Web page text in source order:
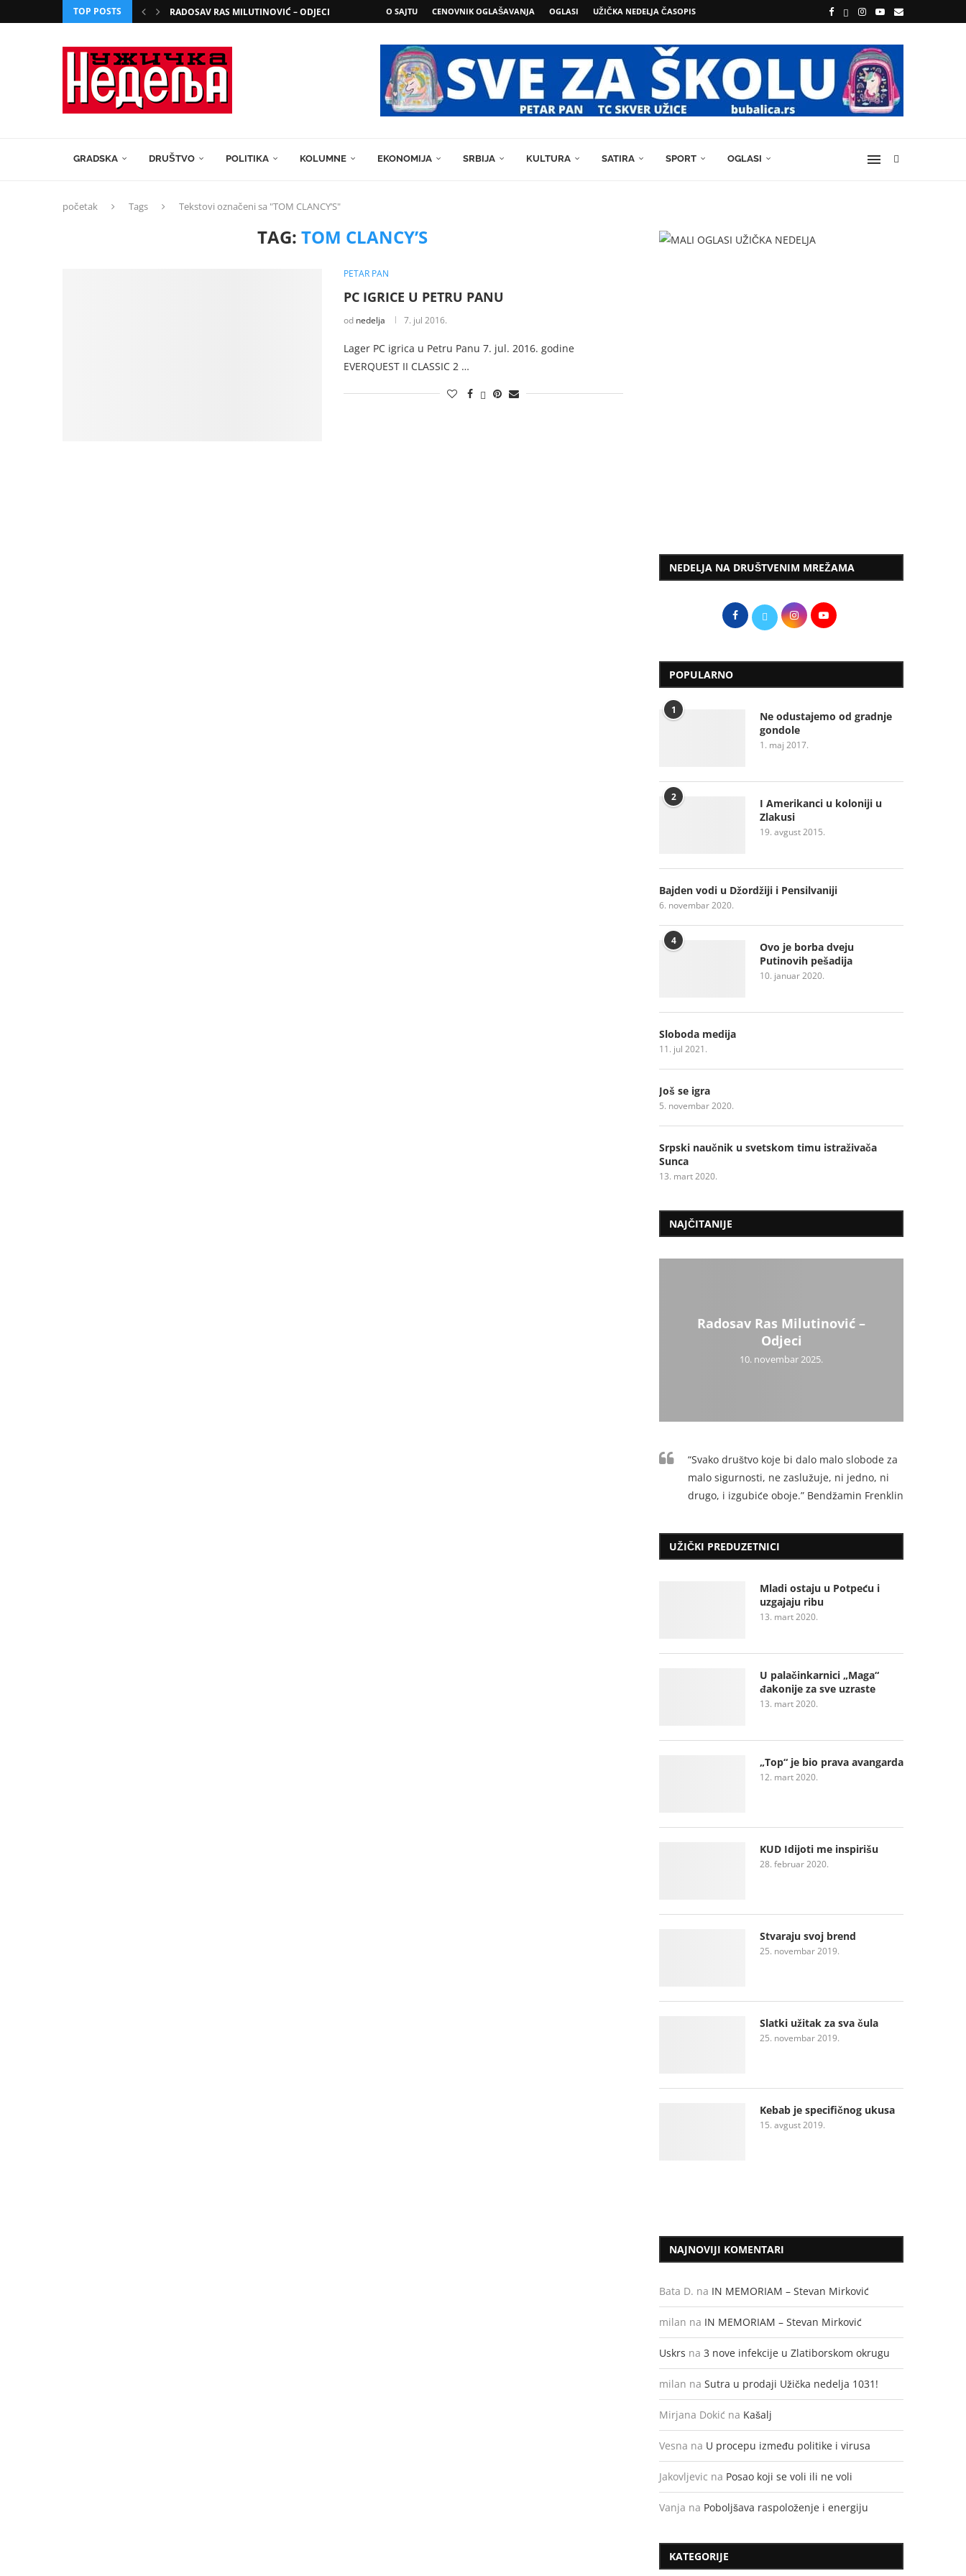
TOP POSTS RADOSAV RAS MILUTINOVIĆ – ODJECI O SAJTU CENOVNIK OGLAŠAVANJA OGLASI UŽIČKA NEDELJA ČASOPIS
GRADSKA DRUŠTVO POLITIKA KOLUMNE EKONOMIJA SRBIJA KULTURA SATIRA SPORT OGLASI
početak Tags Tekstovi označeni sa "TOM CLANCY’S"
TAG:TOM CLANCY’S
PETAR PAN
PC IGRICE U PETRU PANU
od nedelja 7. jul 2016.
Lager PC igrica u Petru Panu 7. jul. 2016. godine
EVERQUEST II CLASSIC 2 …
NEDELJA NA DRUŠTVENIM MREŽAMA
POPULARNO
1
Ne odustajemo od gradnje
gondole
1. maj 2017.
2
I Amerikanci u koloniji u
Zlakusi
19. avgust 2015.
Bajden vodi u Džordžiji i Pensilvaniji
6. novembar 2020.
4
Ovo je borba dveju
Putinovih pešadija
10. januar 2020.
Sloboda medija
11. jul 2021.
Još se igra
5. novembar 2020.
Srpski naučnik u svetskom timu istraživača
Sunca
13. mart 2020.
NAJČITANIJE
Radosav Ras Milutinović –
Odjeci
10. novembar 2025.
“Svako društvo koje bi dalo malo slobode za
malo sigurnosti, ne zaslužuje, ni jedno, ni
drugo, i izgubiće oboje.” Bendžamin Frenklin
UŽIČKI PREDUZETNICI
Mladi ostaju u Potpeću i
uzgajaju ribu
13. mart 2020.
U palačinkarnici „Maga“
đakonije za sve uzraste
13. mart 2020.
„Top“ je bio prava avangarda
12. mart 2020.
KUD Idijoti me inspirišu
28. februar 2020.
Stvaraju svoj brend
25. novembar 2019.
Slatki užitak za sva čula
25. novembar 2019.
Kebab je specifičnog ukusa
15. avgust 2019.
NAJNOVIJI KOMENTARI
Bata D. na IN MEMORIAM – Stevan Mirković
milan na IN MEMORIAM – Stevan Mirković
Uskrs na 3 nove infekcije u Zlatiborskom okrugu
milan na Sutra u prodaji Užička nedelja 1031!
Mirjana Dokić na Kašalj
Vesna na U procepu između politike i virusa
Jakovljevic na Posao koji se voli ili ne voli
Vanja na Poboljšava raspoloženje i energiju
KATEGORIJE